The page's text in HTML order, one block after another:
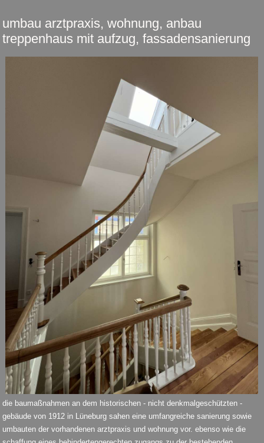
umbau arztpraxis, wohnung, anbau
treppenhaus mit aufzug, fassadensanierung
die baumaßnahmen an dem historischen - nicht denkmalgeschützten -
gebäude von 1912 in Lüneburg sahen eine umfangreiche sanierung sowie
umbauten der vorhandenen arztpraxis und wohnung vor. ebenso wie die